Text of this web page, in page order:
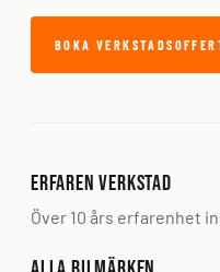
BOKA
Erfaren verkstad
Över 10 års erfarenhet